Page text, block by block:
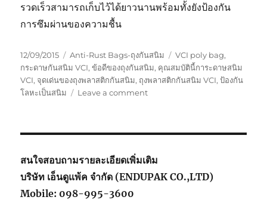
รวดเร็วสามารถเก็บไว้ได้ยาวนานพร้อมทั้งยังป้องกัน
การซึมผ่านของความชื้น
Posted
on
12/09/2015 Categories
Anti-Rust Bags-ถุงกันสนิม Tags
VCI poly bag,
กระดาษกันสนิม VCI,ข้อดีของถุงกันสนิม, คุณสมบัตินี้การะดาษสนิม
VCI, จุดเด่นของถุงพลาสติกกันสนิม, ถุงพลาสติกกันสนิม VCI,ป้องกัน
โลหะเป็นสนิม
Leave a commenton
ระหว่าง
กัน
สนใจสอบถามรายละเอียดเพิ่มเติม
บริษัท เอ็นดูแพ้ค จำกัด (ENDUPAK CO.,LTD)
Mobile: 098-995-3600